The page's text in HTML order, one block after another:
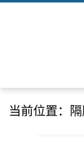
当前位置：